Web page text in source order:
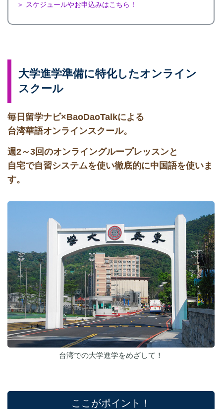
＞ スケジュールやお申込みはこちら！
大学進学準備に特化したオンライン
スクール
毎日留学ナビ×BaoDaoTalkによる
台湾華語オンラインスクール。
週2～3回のオンライングループレッスンと
自宅で自習システムを使い徹底的に中国語を使いま
す。
台湾での大学進学をめざして！
ここがポイント！